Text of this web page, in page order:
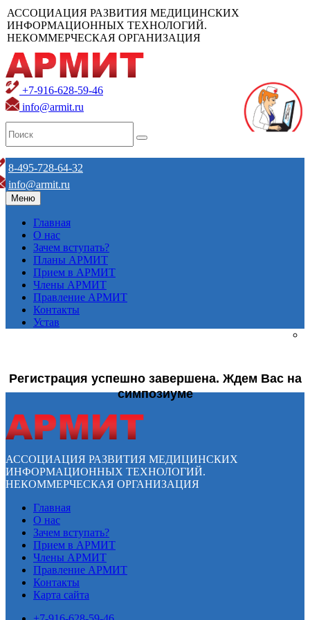
АССОЦИАЦИЯ РАЗВИТИЯ МЕДИЦИНСКИХ
ИНФОРМАЦИОННЫХ ТЕХНОЛОГИЙ.
НЕКОММЕРЧЕСКАЯ ОРГАНИЗАЦИЯ
+7-916-628-59-46
info@armit.ru
8-495-728-64-32
info@armit.ru
Меню
Главная
О нас
Зачем вступать?
Планы АРМИТ
Прием в АРМИТ
Члены АРМИТ
Правление АРМИТ
Контакты
Устав
Регистрация успешно завершена. Ждем Вас на
симпозиуме
АССОЦИАЦИЯ РАЗВИТИЯ МЕДИЦИНСКИХ
ИНФОРМАЦИОННЫХ ТЕХНОЛОГИЙ.
НЕКОММЕРЧЕСКАЯ ОРГАНИЗАЦИЯ
Главная
О нас
Зачем вступать?
Прием в АРМИТ
Члены АРМИТ
Правление АРМИТ
Контакты
Карта сайта